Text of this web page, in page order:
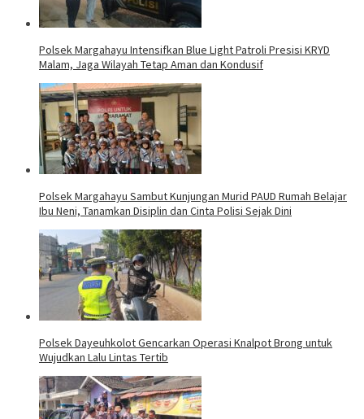
Polsek Margahayu Intensifkan Blue Light Patroli Presisi KRYD
Malam, Jaga Wilayah Tetap Aman dan Kondusif
Polsek Margahayu Sambut Kunjungan Murid PAUD Rumah Belajar
Ibu Neni, Tanamkan Disiplin dan Cinta Polisi Sejak Dini
Polsek Dayeuhkolot Gencarkan Operasi Knalpot Brong untuk
Wujudkan Lalu Lintas Tertib